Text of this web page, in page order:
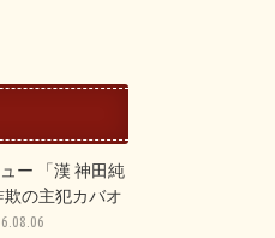
ー 「漢 神田純
の主犯カバオ